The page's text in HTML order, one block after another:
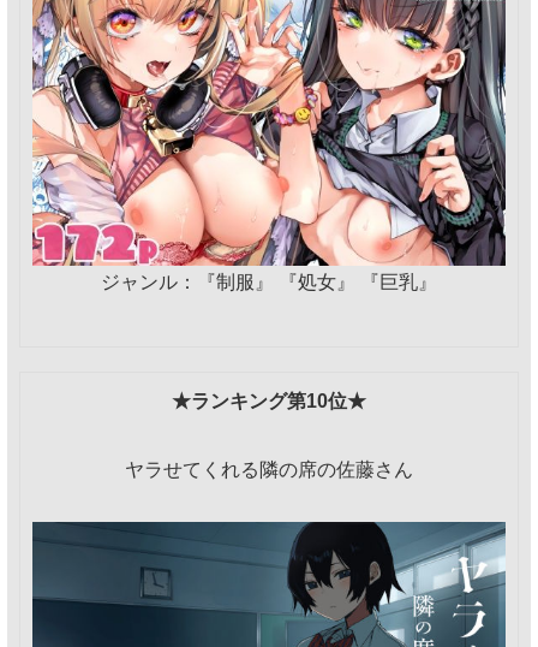
ジャンル：『制服』 『処女』 『巨乳』
★ランキング第10位★
ヤラせてくれる隣の席の佐藤さん